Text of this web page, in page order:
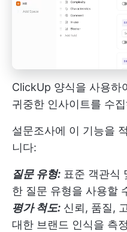
ClickUp 양식을 사용하
귀중한 인사이트를 수
설문조사에 이 기능을
니다:
질문 유형: 표준 객관식
한 질문 유형을 사용할
평가 척도: 신뢰, 품질,
대한 브랜드 인식을 측